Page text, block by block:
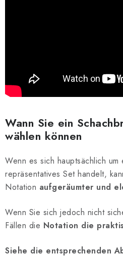
Wann Sie ein
wählen können
Wenn es sich hauptsächlich
repräsentatives Set handelt,
Notation aufgeräumter und
Wenn Sie sich jedoch nicht
Fällen die Notation die
Siehe die entsprechenden